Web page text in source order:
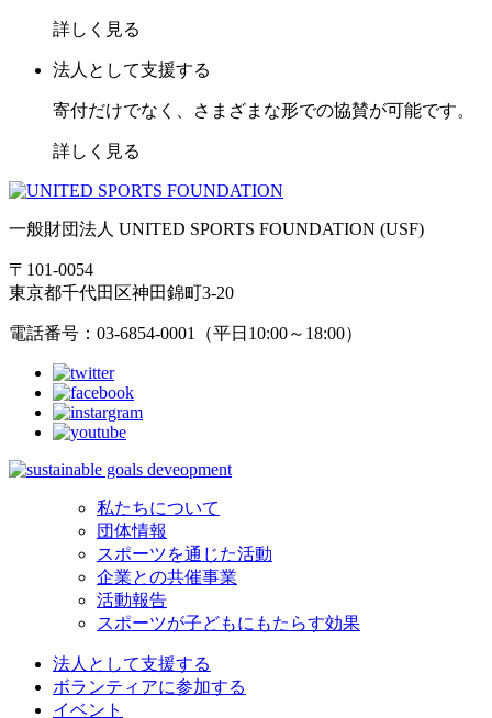
詳しく見る
法人として支援する
寄付だけでなく、さまざまな形での協賛が可能です。
詳しく見る
一般財団法人 UNITED SPORTS FOUNDATION (USF)
〒101-0054
東京都千代田区神田錦町3-20
電話番号：03-6854-0001（平日10:00～18:00）
私たちについて
団体情報
スポーツを通じた活動
企業との共催事業
活動報告
スポーツが子どもにもたらす効果
法人として支援する
ボランティアに参加する
イベント